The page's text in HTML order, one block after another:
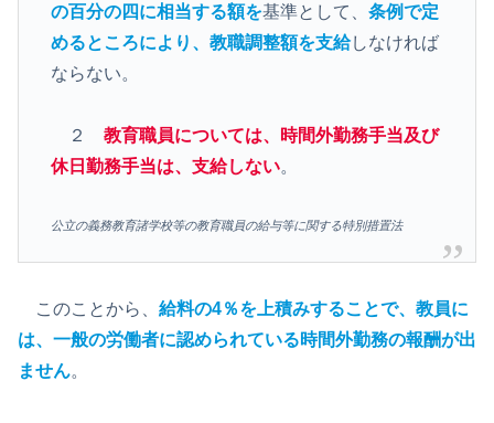
の百分の四に相当する額を基準として、 条例で定
めるところにより、教職調整額を支給しなければ
ならない。
２ 教育職員については、時間外勤務手当及び
休日勤務手当は、支給しない。
公立の義務教育諸学校等の教育職員の給与等に関する特別措置法
このことから、 給料の4％を上積みすることで、教員に
は、一般の労働者に認められている時間外勤務の報酬が出
ません。